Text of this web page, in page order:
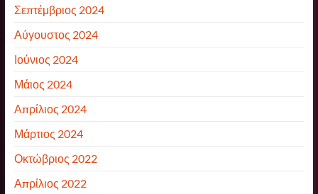
Σεπτέμβριος 2024
Αύγουστος 2024
Ιούνιος 2024
Μάιος 2024
Απρίλιος 2024
Μάρτιος 2024
Οκτώβριος 2022
Απρίλιος 2022